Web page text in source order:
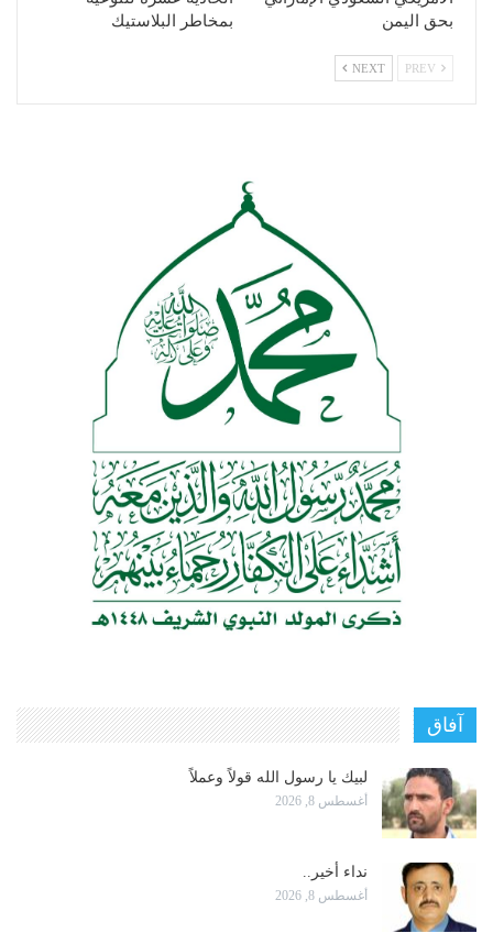
بحق اليمن
بمخاطر البلاستيك
NEXT
آفاق
لبيك يا رسول الله قولاً وعملاً
أغسطس 8, 2026
نداء أخير..
أغسطس 8, 2026